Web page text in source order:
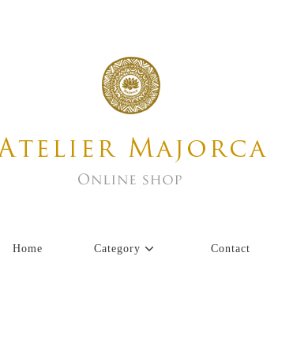
Home Category Contact